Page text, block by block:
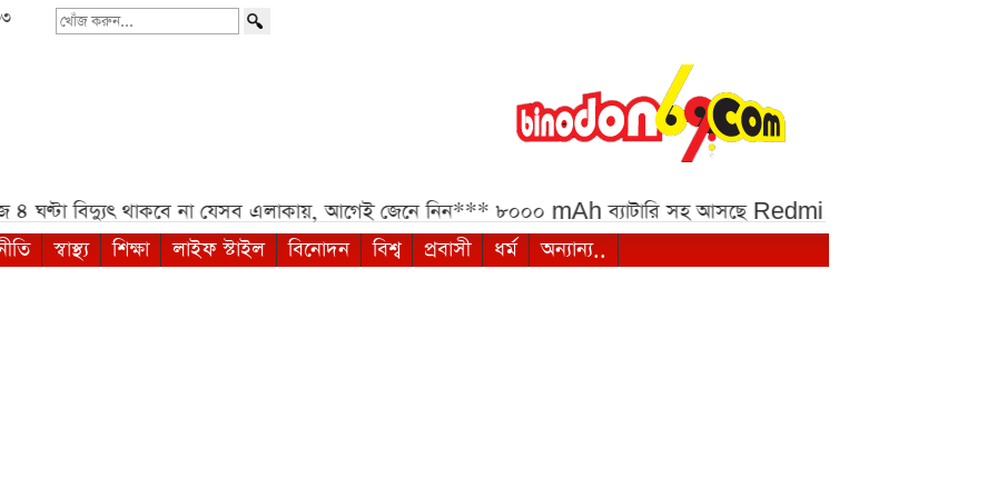
খোঁজ
থাকবে না যেসব এলাকায়, আগেই জেনে নিন*** ৮০০০ mAh ব্যাটারি সহ আসছে Redmi Note 17 5G, দাম কত?***
স্বাস্থ্য শিক্ষা লাইফ স্টাইল বিনোদন বিশ্ব প্রবাসী ধর্ম অন্যান্য..